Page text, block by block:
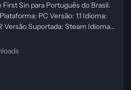
First Sin para Português do Brasil.
PC Versão: 1.1 Idioma:
Versão Suportada: Steam Idioma
Lançamento: 23/04/2025
04/2025 Tamanho: 469 MB